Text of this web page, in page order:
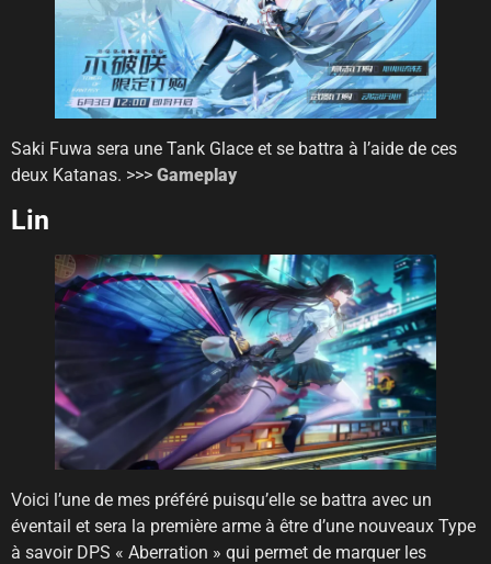
Saki Fuwa sera une Tank Glace et se battra à l’aide de ces
deux Katanas. >>> Gameplay
Lin
Voici l’une de mes préféré puisqu’elle se battra avec un
éventail et sera la première arme à être d’une nouveaux Type
à savoir DPS « Aberration » qui permet de marquer les